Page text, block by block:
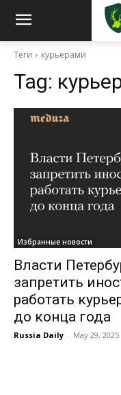
Теги курьерами
Tag:
Избранные новости
Власти
запретить
работать
до конца года
Russia Daily - May 29, 2025